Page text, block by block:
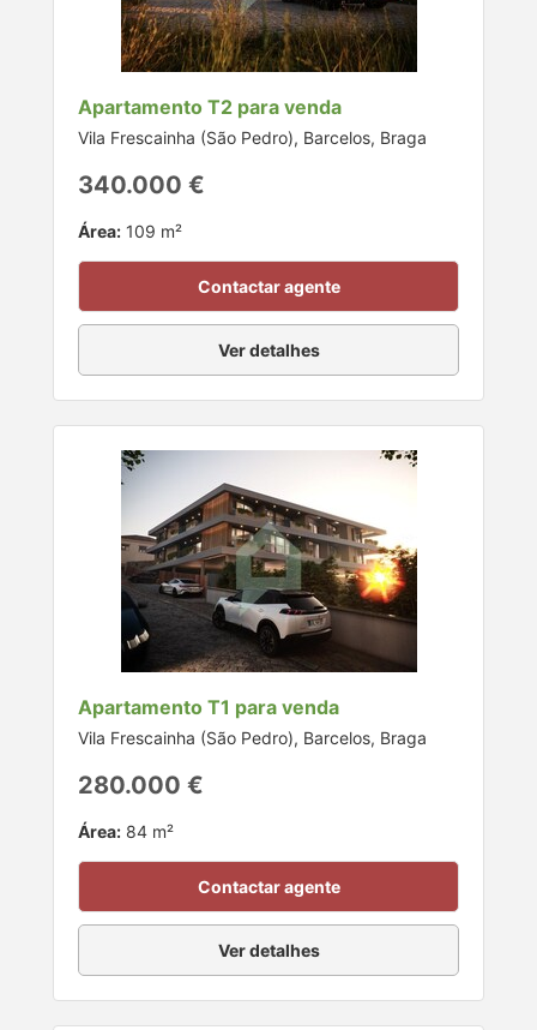
Apartamento T2 para venda
Vila Frescainha (São Pedro), Barcelos, Braga
340.000 €
Área: 109 m²
Contactar agente
Ver detalhes
Apartamento T1 para venda
Vila Frescainha (São Pedro), Barcelos, Braga
280.000 €
Área: 84 m²
Contactar agente
Ver detalhes